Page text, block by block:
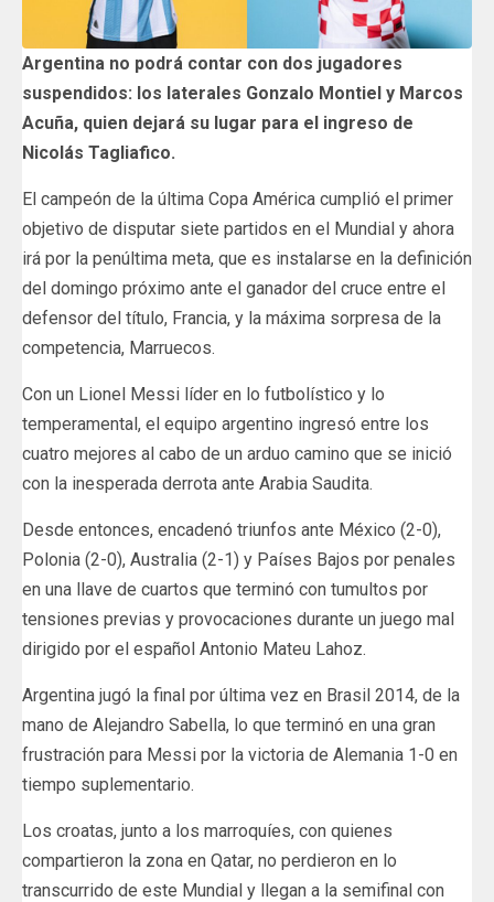
Argentina no podrá contar con dos jugadores
suspendidos: los laterales Gonzalo Montiel y Marcos
Acuña, quien dejará su lugar para el ingreso de
Nicolás Tagliafico.
El campeón de la última Copa América cumplió el primer
objetivo de disputar siete partidos en el Mundial y ahora
irá por la penúltima meta, que es instalarse en la definición
del domingo próximo ante el ganador del cruce entre el
defensor del título, Francia, y la máxima sorpresa de la
competencia, Marruecos.
Con un Lionel Messi líder en lo futbolístico y lo
temperamental, el equipo argentino ingresó entre los
cuatro mejores al cabo de un arduo camino que se inició
con la inesperada derrota ante Arabia Saudita.
Desde entonces, encadenó triunfos ante México (2-0),
Polonia (2-0), Australia (2-1) y Países Bajos por penales
en una llave de cuartos que terminó con tumultos por
tensiones previas y provocaciones durante un juego mal
dirigido por el español Antonio Mateu Lahoz.
Argentina jugó la final por última vez en Brasil 2014, de la
mano de Alejandro Sabella, lo que terminó en una gran
frustración para Messi por la victoria de Alemania 1-0 en
tiempo suplementario.
Los croatas, junto a los marroquíes, con quienes
compartieron la zona en Qatar, no perdieron en lo
transcurrido de este Mundial y llegan a la semifinal con